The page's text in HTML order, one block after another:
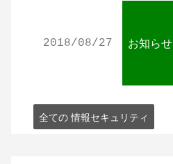
2018/08/27 お知らせ
全ての 情報セキュリティ